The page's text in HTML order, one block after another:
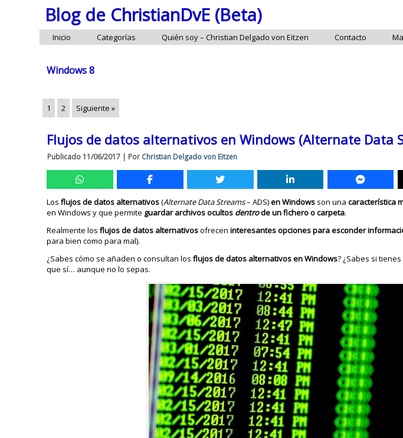
Blog de ChristianDvE (Beta)
Inicio Categorías Quién soy – Christian Delgado von Eitzen Contacto
Windows 8
1 2 Siguiente »
Flujos de datos alternativos en Windows (Alternate Data
Publicado11/06/2017 | Por Christian Delgado von Eitzen
Losflujos de datos alternativos(Alternate Data Streams– ADS)en Windows son unacaracterística
en Windows y que permite guardar archivos ocultos dentrode un fichero o carpeta.
Realmente losflujos de datos alternativosofreceninteresantes opciones para esconder
para bien como para mal).
¿Sabes cómo se añaden o consultan losflujos de datos alternativos en Windows? ¿Sabes si
que sí… aunque no lo sepas.